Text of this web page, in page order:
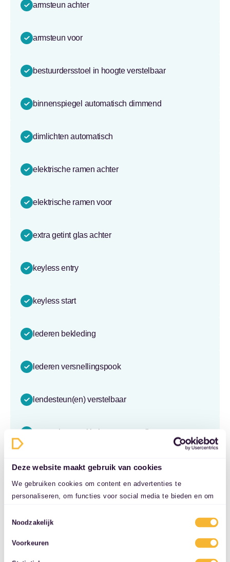
Deze website maakt gebruik van cookies
We gebruiken cookies om content en advertenties te
personaliseren, om functies voor social media te bieden en om
uw gebruik van onze site met onze partners voor social media,
combineren met andere informatie die u aan ze heeft verstrekt
of die ze hebben verzameld op basis van uw gebruik van hun
Toestemmingsselectie
Noodzakelijk
Voorkeuren
armsteun achter
armsteun voor
bestuurdersstoel in hoogte verstelbaar
binnenspiegel automatisch dimmend
dimlichten automatisch
elektrische ramen achter
elektrische ramen voor
extra getint glas achter
keyless entry
keyless start
lederen bekleding
lederen versnellingspook
lendesteun(en) verstelbaar
passagiersstoel in hoogte verstelbaar
regensensor
stuur leder